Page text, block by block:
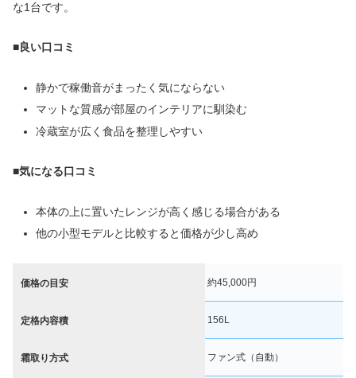
な1台です。
■良い口コミ
静かで稼働音がまったく気にならない
マットな質感が部屋のインテリアに馴染む
冷蔵室が広く食品を整理しやすい
■気になる口コミ
本体の上に置いたレンジが高く感じる場合がある
他の小型モデルと比較すると価格が少し高め
価格の目安 約45,000円
定格内容積 156L
霜取り方式 ファン式（自動）